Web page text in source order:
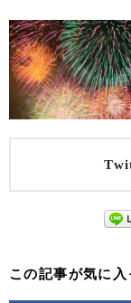
この記事が気に